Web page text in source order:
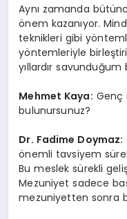
Aynı zamanda
önem kazanıyor.
teknikleri gibi
yöntemleriyle
yıllardır
Mehmet Kaya: Genç
bulunursunuz?
Dr. Fadime Doymaz:
önemli tavsiyem
Bu meslek sürekli
Mezuniyet sadece
mezuniyetten sonra